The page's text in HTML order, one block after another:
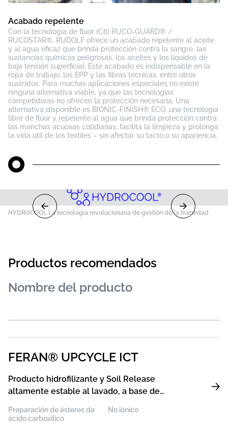
Acabado repelente
Con la tecnología de flúor (C6) RUCO-GUARD® /
RUCOSTAR®, RUDOLF ofrece un acabado repelente al aceite
y al agua eficaz que brinda protección contra la sangre, las
sustancias químicas peligrosas, los aceites y los líquidos de
baja tensión superficial. Este acabado es indispensable en la
ropa de trabajo, los EPP y las fibras técnicas, entre otros
sustratos. Para muchas aplicaciones especiales no existe
ninguna alternativa viable, ya que las tecnologías
competidoras no ofrecen la protección necesaria. Una
alternativa disponible es BIONIC-FINISH® ECO, una tecnología
libre de flúor y repelente al agua que brinda protección contra
las manchas acuosas cotidianas, facilita la limpieza y prolonga
la vida útil de los textiles – sin afectar su tacto o su apariencia.
HYDROCOOL La tecnología revolucionaria de gestión de la humedad
Productos recomendados
FERAN® UPCYCLE ICT
Producto hidrofilizante y Soil Release
altamente estable al lavado, a base de
sintéticas
Preparación de ésteres de
ácido carboxílico
No iónico